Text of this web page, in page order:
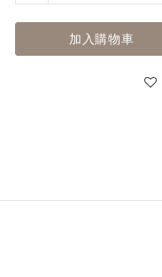
加入購物車